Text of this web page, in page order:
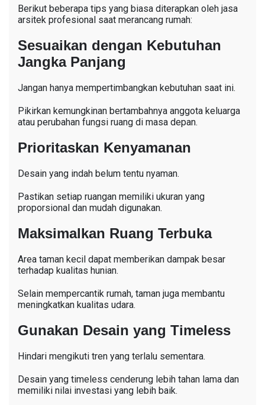
Berikut beberapa tips yang biasa diterapkan oleh jasa
arsitek profesional saat merancang rumah:
Sesuaikan dengan Kebutuhan
Jangka Panjang
Jangan hanya mempertimbangkan kebutuhan saat ini.
Pikirkan kemungkinan bertambahnya anggota keluarga
atau perubahan fungsi ruang di masa depan.
Prioritaskan Kenyamanan
Desain yang indah belum tentu nyaman.
Pastikan setiap ruangan memiliki ukuran yang
proporsional dan mudah digunakan.
Maksimalkan Ruang Terbuka
Area taman kecil dapat memberikan dampak besar
terhadap kualitas hunian.
Selain mempercantik rumah, taman juga membantu
meningkatkan kualitas udara.
Gunakan Desain yang Timeless
Hindari mengikuti tren yang terlalu sementara.
Desain yang timeless cenderung lebih tahan lama dan
memiliki nilai investasi yang lebih baik.